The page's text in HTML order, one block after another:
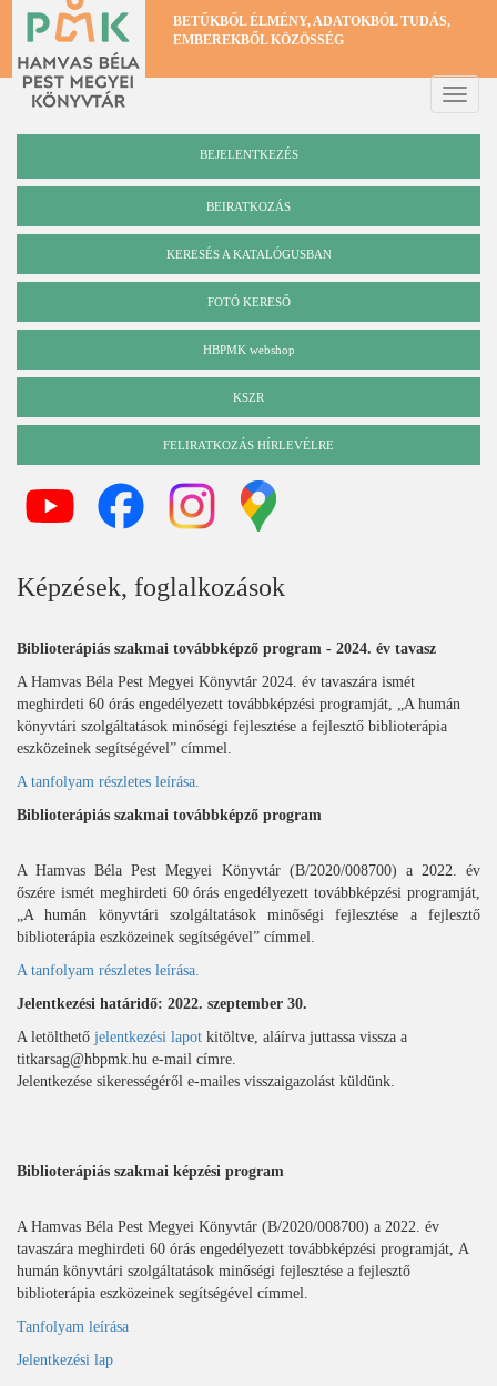
Ugrás
tartalomra
BETŰKBŐL ÉLMÉNY, ADATOKBÓL TUDÁS,
EMBEREKBŐL KÖZÖSSÉG
Toggle
BEJELENTKEZÉS
BEIRATKOZÁS
Katalógus
KERESÉS A KATALÓGUSBAN
FOTÓ KERESŐ
HBPMK webshop
KSZR
FELIRATKOZÁS HÍRLEVÉLRE
Képzések, foglalkozások
Biblioterápiás szakmai továbbképző program - 2024. év tavasz
A Hamvas Béla Pest Megyei Könyvtár 2024. év tavaszára ismét
meghirdeti 60 órás engedélyezett továbbképzési programját, „A humán
könyvtári szolgáltatások minőségi fejlesztése a fejlesztő biblioterápia
eszközeinek segítségével” címmel.
A tanfolyam részletes leírása.
Biblioterápiás szakmai továbbképző program
A Hamvas Béla Pest Megyei Könyvtár (B/2020/008700) a 2022. év
őszére ismét meghirdeti 60 órás engedélyezett továbbképzési programját,
„A humán könyvtári szolgáltatások minőségi fejlesztése a fejlesztő
biblioterápia eszközeinek segítségével” címmel.
A tanfolyam részletes leírása.
Jelentkezési határidő: 2022. szeptember 30.
A letölthető jelentkezési lapot kitöltve, aláírva juttassa vissza a
titkarsag@hbpmk.hu e-mail címre.
Jelentkezése sikerességéről e-mailes visszaigazolást küldünk.
Biblioterápiás szakmai képzési program
A Hamvas Béla Pest Megyei Könyvtár (B/2020/008700) a 2022. év
tavaszára meghirdeti 60 órás engedélyezett továbbképzési programját, A
humán könyvtári szolgáltatások minőségi fejlesztése a fejlesztő
biblioterápia eszközeinek segítségével címmel.
Tanfolyam leírása
Jelentkezési lap